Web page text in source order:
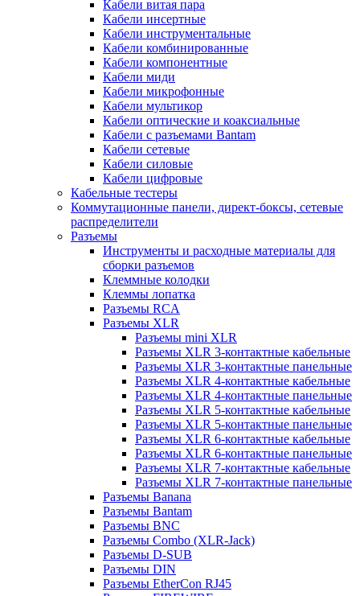
Кабели витая пара
Кабели инсертные
Кабели инструментальные
Кабели комбинированные
Кабели компонентные
Кабели миди
Кабели микрофонные
Кабели мультикор
Кабели оптические и коаксиальные
Кабели с разъемами Bantam
Кабели сетевые
Кабели силовые
Кабели цифровые
Кабельные тестеры
Коммутационные панели, директ-боксы, сетевые
распределители
Разъемы
Инструменты и расходные материалы для
сборки разъемов
Клеммные колодки
Клеммы лопатка
Разъемы RCA
Разъемы XLR
Разъемы mini XLR
Разъемы XLR 3-контактные кабельные
Разъемы XLR 3-контактные панельные
Разъемы XLR 4-контактные кабельные
Разъемы XLR 4-контактные панельные
Разъемы XLR 5-контактные кабельные
Разъемы XLR 5-контактные панельные
Разъемы XLR 6-контактные кабельные
Разъемы XLR 6-контактные панельные
Разъемы XLR 7-контактные кабельные
Разъемы XLR 7-контактные панельные
Разъемы Banana
Разъемы Bantam
Разъемы BNC
Разъемы Combo (XLR-Jack)
Разъемы D-SUB
Разъемы DIN
Разъемы EtherCon RJ45